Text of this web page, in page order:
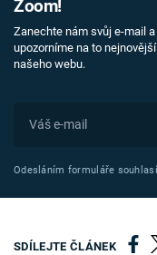
Zoom!
Zanechte nám svůj e-mail a
upozorníme na to
našeho webu.
Odesláním formuláře
SDÍLEJTE ČLÁNEK